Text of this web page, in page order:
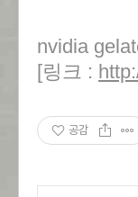
nvidia
[링크 :
공감